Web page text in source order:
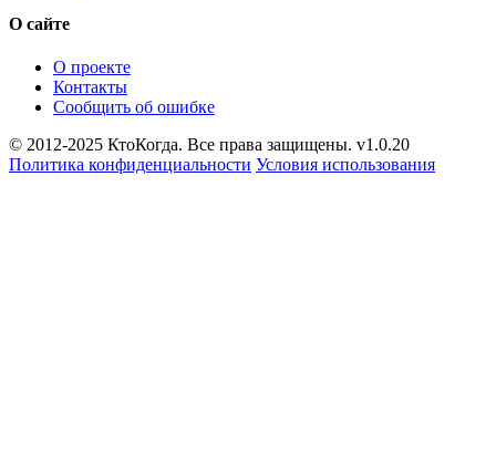
О сайте
О проекте
Контакты
Сообщить об ошибке
© 2012-2025 КтоКогда. Все права защищены. v1.0.20
Политика конфиденциальности Условия использования